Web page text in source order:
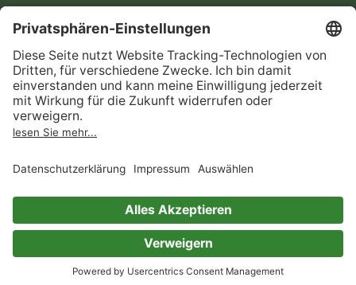
AGB
Informationen nach Data
Act
Verträge hier kündigen
Impressum
Immer ein gutes Buch